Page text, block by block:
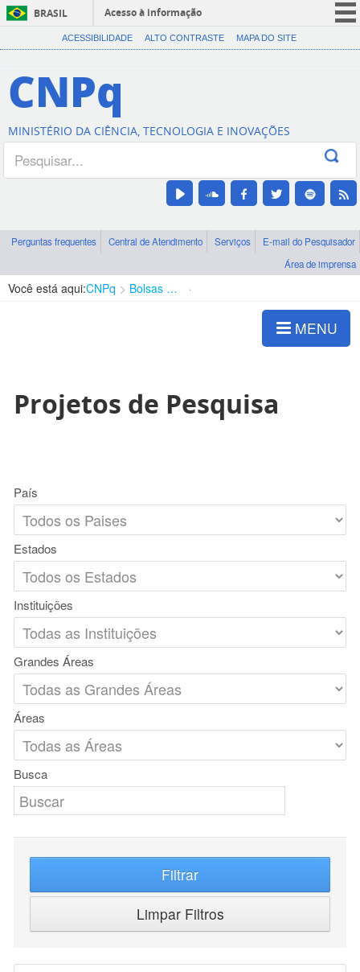
BRASIL
Acesso à informação
CORONAVÍRUS (COVID-19)
Canais
ACESSIBILIDADE ALTO CONTRASTE MAPA DO SITE
CNPq
MINISTÉRIO DA CIÊNCIA, TECNOLOGIA E INOVAÇÕES
Perguntas frequentes Central de Atendimento Serviços
E-mail do Pesquisador
Área de imprensa
Você está aqui:CNPq Bolsas e Auxílios Vigentes
MENU
Projetos de Pesquisa
País
Estados
Instituições
Grandes Áreas
Áreas
Busca
Filtrar
Limpar Filtros